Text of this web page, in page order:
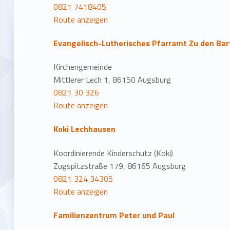
0821 7418405
Route anzeigen
Evangelisch-Lutherisches Pfarramt Zu den
Kirchengemeinde
Mittlerer Lech 1, 86150 Augsburg
0821 30 326
Route anzeigen
Koki Lechhausen
Koordinierende Kinderschutz (Koki)
Zugspitzstraße 179, 86165 Augsburg
0821 324 34305
Route anzeigen
Familienzentrum Peter und Paul